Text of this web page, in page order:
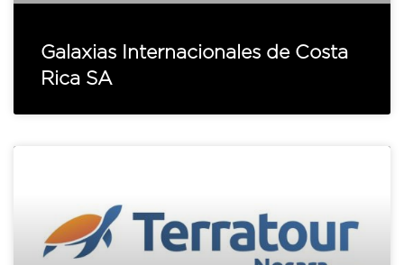
Galaxias Internacionales de Costa
Rica SA